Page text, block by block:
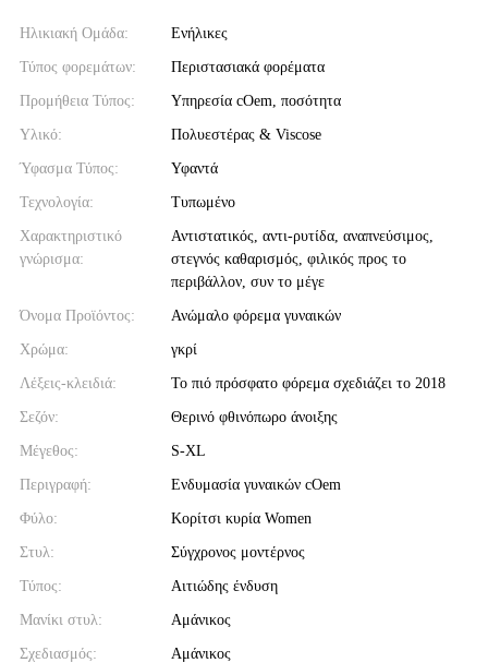
Ηλικιακή Ομάδα: Ενήλικες
Τύπος φορεμάτων: Περιστασιακά φορέματα
Προμήθεια Τύπος: Υπηρεσία cOem, ποσότητα
Υλικό: Πολυεστέρας & Viscose
Ύφασμα Τύπος: Υφαντά
Τεχνολογία: Τυπωμένο
Χαρακτηριστικό
γνώρισμα:
Αντιστατικός, αντι-ρυτίδα, αναπνεύσιμος,
στεγνός καθαρισμός, φιλικός προς το
περιβάλλον, συν το μέγε
Όνομα Προϊόντος: Ανώμαλο φόρεμα γυναικών
Χρώμα: γκρί
Λέξεις-κλειδιά: Το πιό πρόσφατο φόρεμα σχεδιάζει το 2018
Σεζόν: Θερινό φθινόπωρο άνοιξης
Μέγεθος: S-XL
Περιγραφή: Ενδυμασία γυναικών cOem
Φύλο: Κορίτσι κυρία Women
Στυλ: Σύγχρονος μοντέρνος
Τύπος: Αιτιώδης ένδυση
Μανίκι στυλ: Αμάνικος
Σχεδιασμός: Αμάνικος